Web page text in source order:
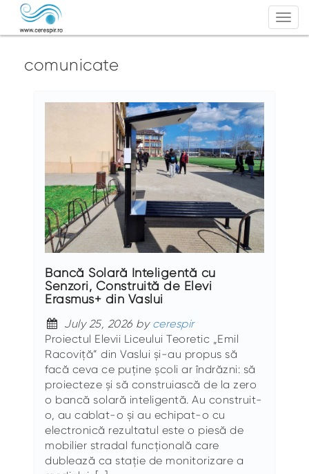
comunicate
Bancă Solară Inteligentă cu
Senzori, Construită de Elevi
Erasmus+ din Vaslui
July 25, 2026 by cerespir
Proiectul Elevii Liceului Teoretic „Emil
Racoviță” din Vaslui și-au propus să
facă ceva ce puține școli ar îndrăzni: să
proiecteze și să construiască de la zero
o bancă solară inteligentă. Au construit-
o, au cablat-o și au echipat-o cu
electronică rezultatul este o piesă de
mobilier stradal funcțională care
dublează ca stație de monitorizare a